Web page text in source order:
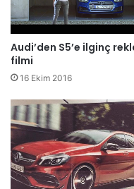
Audi’den S5’e ilginç
filmi
16 Ekim 2016